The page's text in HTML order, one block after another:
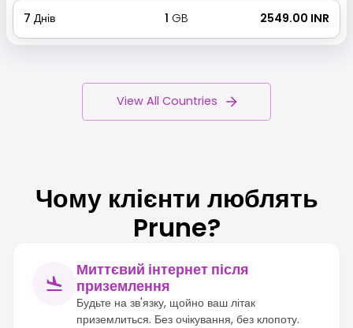
7 Днів 1 GB ₹ 2549.00 INR
View All Countries
Чому клієнти люблять
Prune?
Миттєвий інтернет після
приземлення
Будьте на зв'язку, щойно ваш літак
приземлиться. Без очікування, без клопоту.